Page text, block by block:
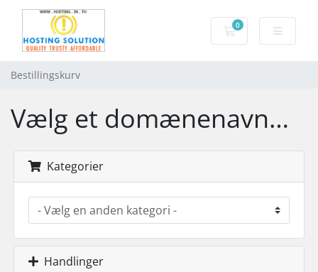
0
Bestillingskurv
Bestillingskurv
Vælg et domænenavn…
Kategorier
Handlinger